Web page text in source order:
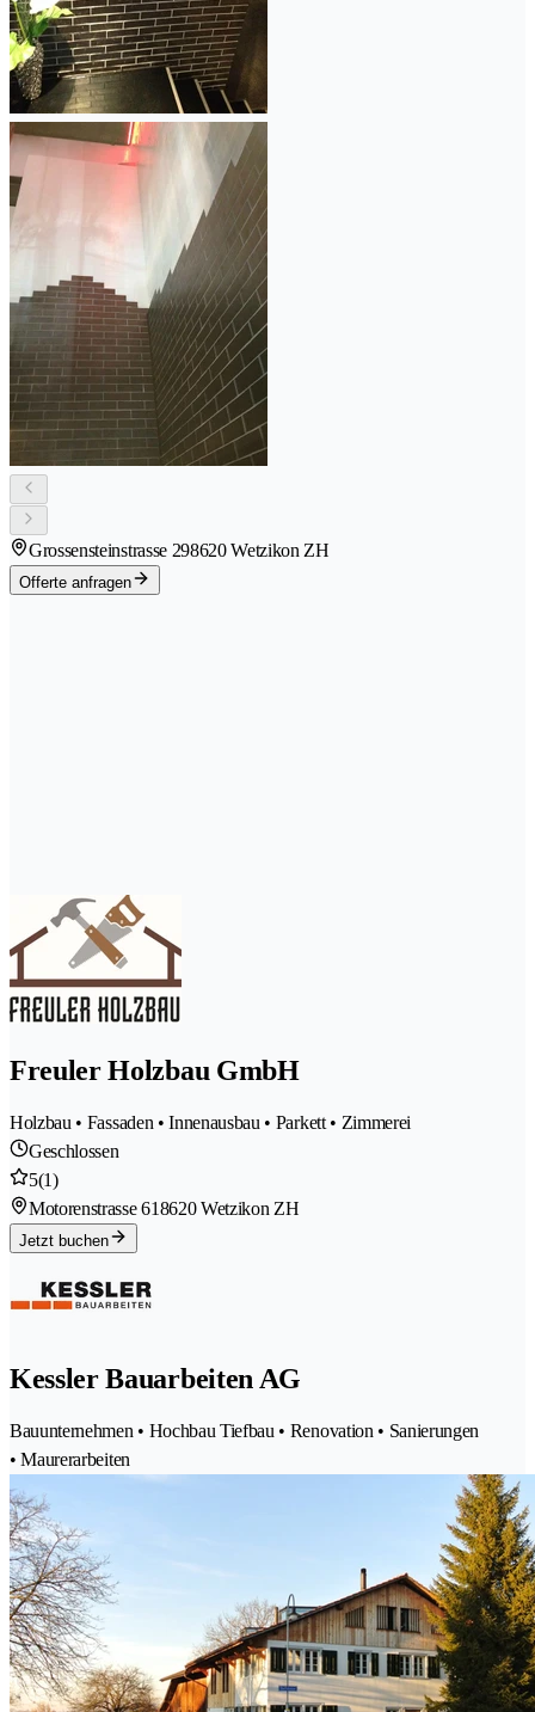
Grossensteinstrasse 298620 Wetzikon ZH
Offerte anfragen
Freuler Holzbau GmbH
Holzbau • Fassaden • Innenausbau • Parkett • Zimmerei
Geschlossen
5(1)
Motorenstrasse 618620 Wetzikon ZH
Jetzt buchen
Kessler Bauarbeiten AG
Bauunternehmen • Hochbau Tiefbau • Renovation • Sanierungen
• Maurerarbeiten